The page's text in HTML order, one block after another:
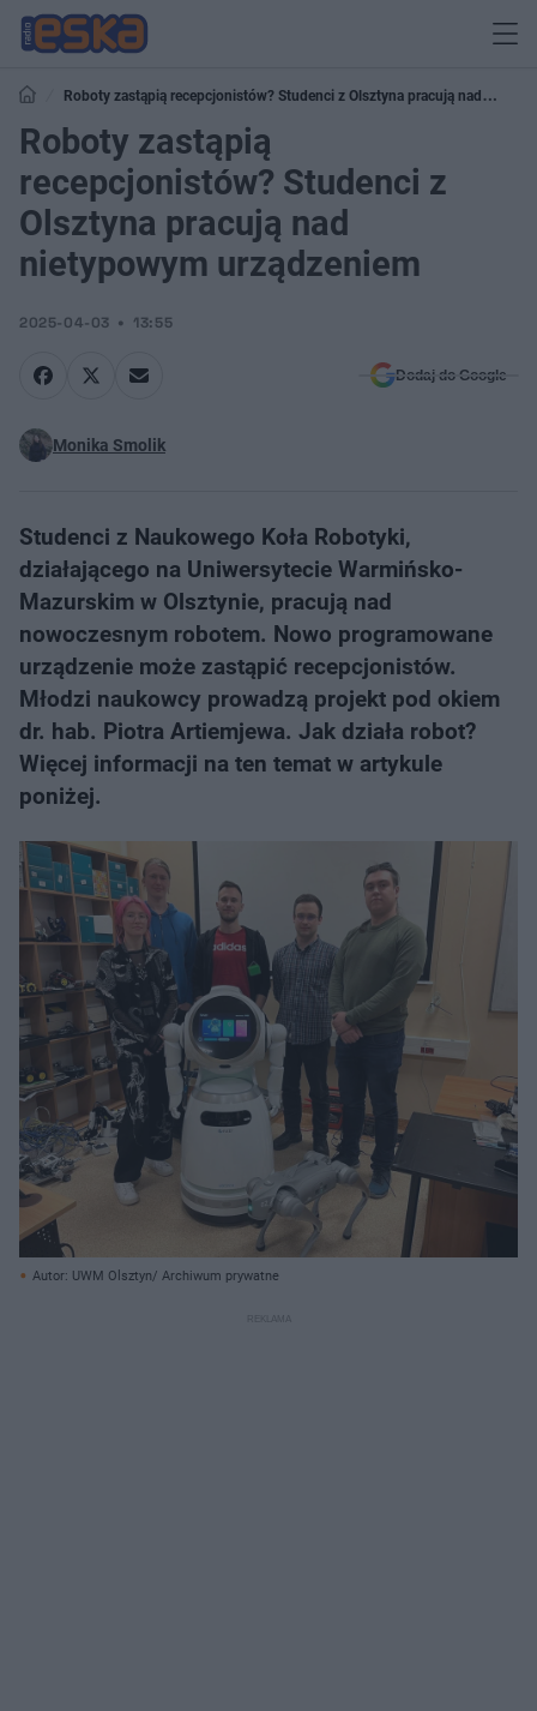
Roboty zastąpią recepcjonistów? Studenci z Olsztyna pracują nad
nietypowym urządzeniem
Roboty zastąpią
recepcjonistów? Studenci z
Olsztyna pracują nad
nietypowym urządzeniem
2025-04-03 13:55
Dodaj do Google
Monika Smolik
Studenci z Naukowego Koła Robotyki,
działającego na Uniwersytecie Warmińsko-
Mazurskim w Olsztynie, pracują nad
nowoczesnym robotem. Nowo programowane
urządzenie może zastąpić recepcjonistów.
Młodzi naukowcy prowadzą projekt pod okiem
dr. hab. Piotra Artiemjewa. Jak działa robot?
Więcej informacji na ten temat w artykule
poniżej.
Autor: UWM Olsztyn/ Archiwum prywatne